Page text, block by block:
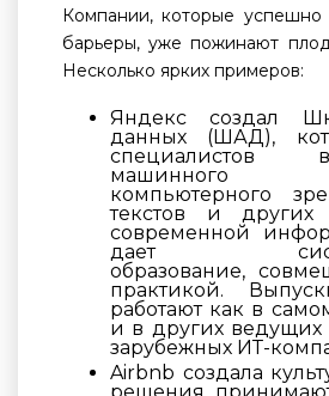
Компании, которые успешно
барьеры, уже пожинают
Несколько ярких примеров:
Яндекс создал
данных (ШАД),
специалистов
машинного
компьютерного
текстов и других
современной
дает
образование,
практикой.
работают как в
и в других ведущих
зарубежных ИТ-
Airbnb создала